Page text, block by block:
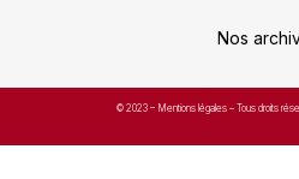
Nos
© 2023 – Mentions légales – Tous droits